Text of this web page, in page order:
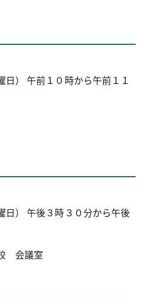
） 午前１０時から午前１１
日） 午後３時３０分から午後
会議室